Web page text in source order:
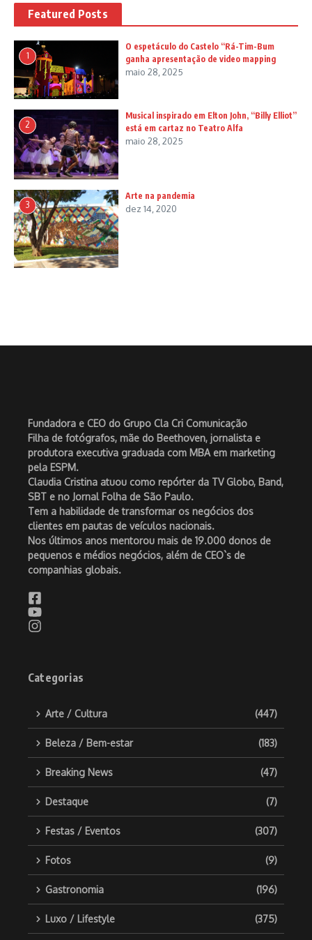
Featured Posts
1
O espetáculo do Castelo “Rá-Tim-Bum
ganha apresentação de video mapping
maio 28, 2025
2
Musical inspirado em Elton John, “Billy Elliot”
está em cartaz no Teatro Alfa
maio 28, 2025
3
Arte na pandemia
dez 14, 2020
Fundadora e CEO do Grupo Cla Cri Comunicação
Filha de fotógrafos, mãe do Beethoven, jornalista e
produtora executiva graduada com MBA em marketing
pela ESPM.
Claudia Cristina atuou como repórter da TV Globo, Band,
SBT e no Jornal Folha de São Paulo.
Tem a habilidade de transformar os negócios dos
clientes em pautas de veículos nacionais.
Nos últimos anos mentorou mais de 19.000 donos de
pequenos e médios negócios, além de CEO`s de
companhias globais.
Categorias
Arte / Cultura (447)
Beleza / Bem-estar (183)
Breaking News (47)
Destaque (7)
Festas / Eventos (307)
Fotos (9)
Gastronomia (196)
Luxo / Lifestyle (375)